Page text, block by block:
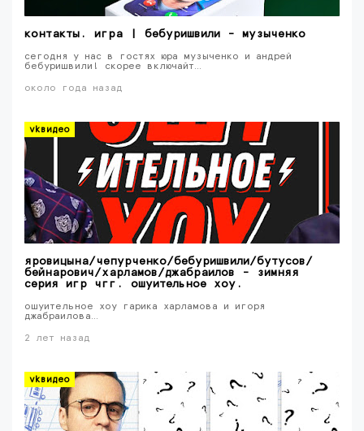
контакты. игра | бебуришвили - музыченко
сегодня у нас в гостях юра музыченко и андрей
бебуришвили! скорее включайт…
около года назад
vkвидео
яровицына/чепурченко/бебуришвили/бутусов/
бейнарович/харламов/джабраилов - зимняя
серия игр чгг. ошуительное хоу.
ошуительное хоу гарика харламова и игоря
джабраилова…
2 лет назад
vkвидео